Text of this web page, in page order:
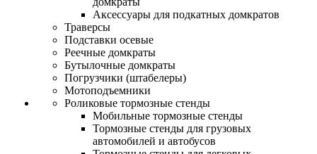
Аксессуары для подкатных домкратов
Траверсы
Подставки осевые
Реечные домкраты
Бутылочные домкраты
Погрузчики (штабелеры)
Мотоподъемники
Роликовые тормозные стенды
Мобильные тормозные стенды
Тормозные стенды для грузовых
автомобилей и автобусов